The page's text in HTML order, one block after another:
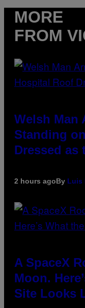
MORE
FROM
Welsh Man
Standing
Dressed as
2 hours agoBy Luis
A SpaceX
Moon.
Site Looks